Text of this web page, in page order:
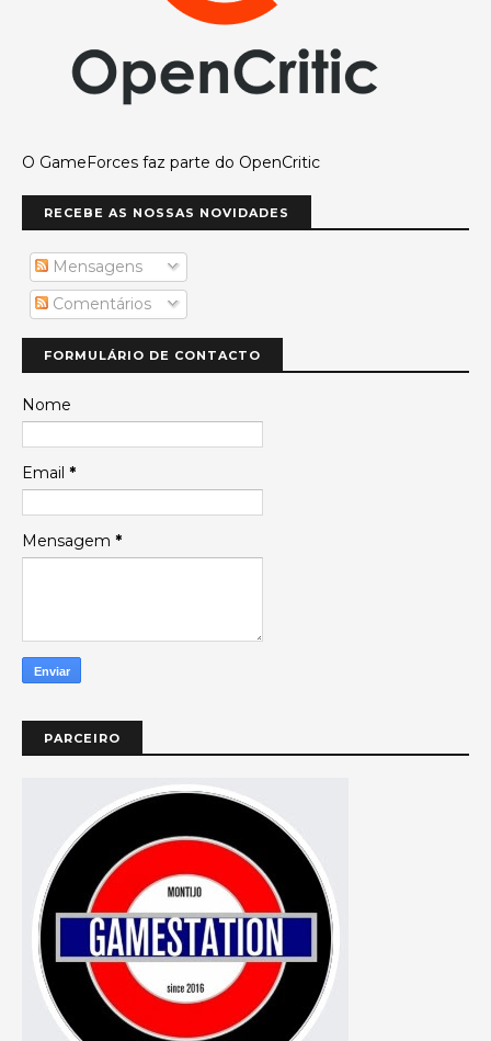
O GameForces faz parte do OpenCritic
RECEBE AS NOSSAS NOVIDADES
Mensagens
Comentários
FORMULÁRIO DE CONTACTO
Nome
Email *
Mensagem *
PARCEIRO